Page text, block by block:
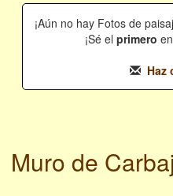
¡Aún no hay Fotos de
¡Sé el primero
Haz
Muro de